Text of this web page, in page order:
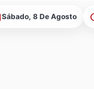
Sábado, 8 De Agosto